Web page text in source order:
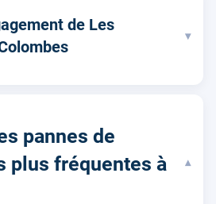
de Les
▾
pannes de
plus fréquentes à
▾